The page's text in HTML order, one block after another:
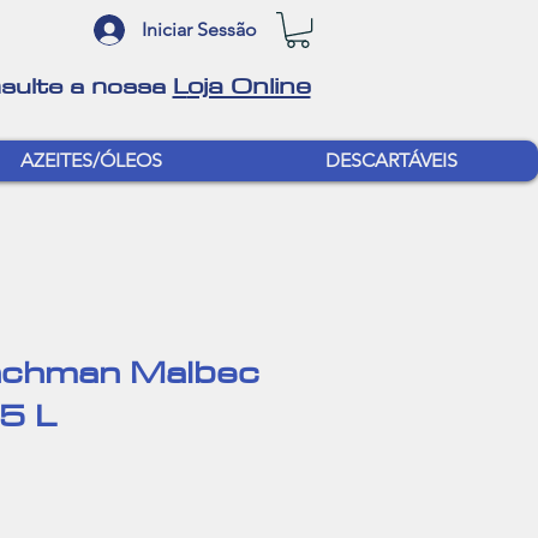
Iniciar Sessão
a nossa Loja Online
AZEITES/ÓLEOS DESCARTÁVEIS
Malbec
L